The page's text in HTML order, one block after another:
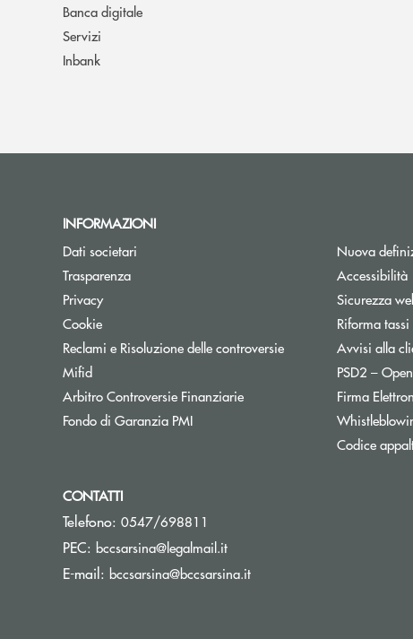
Banca digitale
Servizi
Inbank
INFORMAZIONI
Dati societari
Trasparenza
Privacy
Cookie
Reclami e Risoluzione delle controversie
Mifid
Arbitro Controversie FinanziarieApre una nuova finestra
Fondo di Garanzia PMIApre una nuova finestra
Nuova
Accessibilità
Sicurezza
Riforma tassi
Avvisi alla
PSD2 –
Firma
Codice
CONTATTI
Telefono: 0547/698811
PEC: bccsarsina@legalmail.it(si apre l’app di posta
E-mail: bccsarsina@bccsarsina.it(si apre l’app di posta